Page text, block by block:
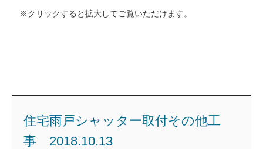
※クリックすると拡大してご覧いただけます。
住宅雨戸シャッター取付その他工
事 2018.10.13